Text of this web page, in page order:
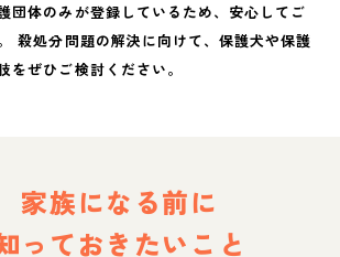
団体のみが登録しているため、安心してご
殺処分問題の解決に向けて、保護犬や保護
をぜひご検討ください。
家族になる前に
っておきたいこと